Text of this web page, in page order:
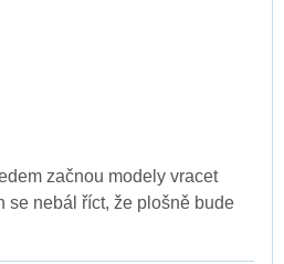
začnou modely vracet
se nebál říct, že plošně bude